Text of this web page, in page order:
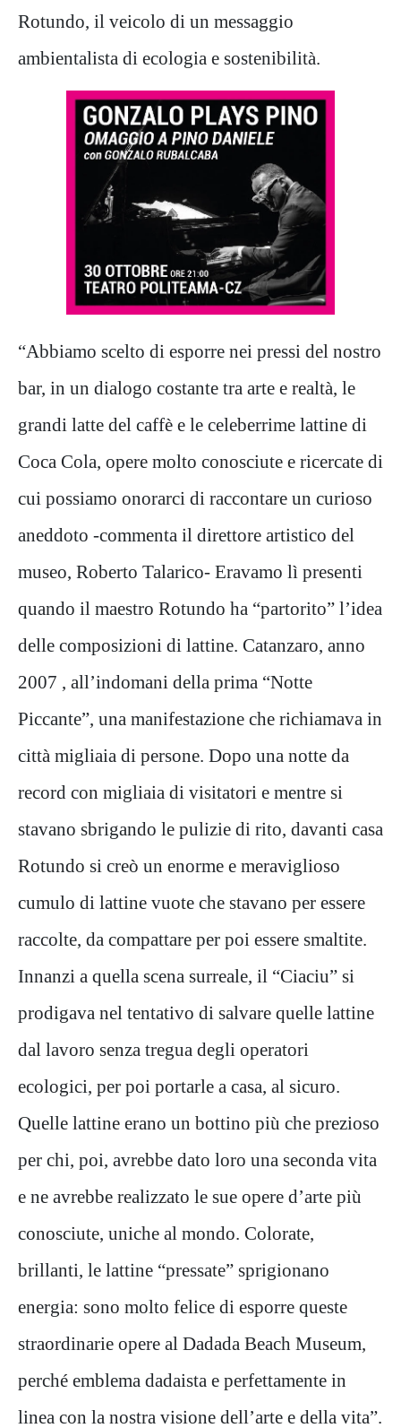
Rotundo, il veicolo di un messaggio
ambientalista di ecologia e sostenibilità.
“Abbiamo scelto di esporre nei pressi del nostro
bar, in un dialogo costante tra arte e realtà, le
grandi latte del caffè e le celeberrime lattine di
Coca Cola, opere molto conosciute e ricercate di
cui possiamo onorarci di raccontare un curioso
aneddoto -commenta il direttore artistico del
museo, Roberto Talarico- Eravamo lì presenti
quando il maestro Rotundo ha “partorito” l’idea
delle composizioni di lattine. Catanzaro, anno
2007 , all’indomani della prima “Notte
Piccante”, una manifestazione che richiamava in
città migliaia di persone. Dopo una notte da
record con migliaia di visitatori e mentre si
stavano sbrigando le pulizie di rito, davanti casa
Rotundo si creò un enorme e meraviglioso
cumulo di lattine vuote che stavano per essere
raccolte, da compattare per poi essere smaltite.
Innanzi a quella scena surreale, il “Ciaciu” si
prodigava nel tentativo di salvare quelle lattine
dal lavoro senza tregua degli operatori
ecologici, per poi portarle a casa, al sicuro.
Quelle lattine erano un bottino più che prezioso
per chi, poi, avrebbe dato loro una seconda vita
e ne avrebbe realizzato le sue opere d’arte più
conosciute, uniche al mondo. Colorate,
brillanti, le lattine “pressate” sprigionano
energia: sono molto felice di esporre queste
straordinarie opere al Dadada Beach Museum,
perché emblema dadaista e perfettamente in
linea con la nostra visione dell’arte e della vita”.